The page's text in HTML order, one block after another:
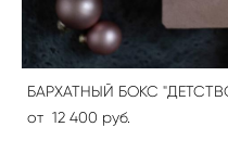
БАРХАТНЫЙ БОКС
от 12 400 pуб.